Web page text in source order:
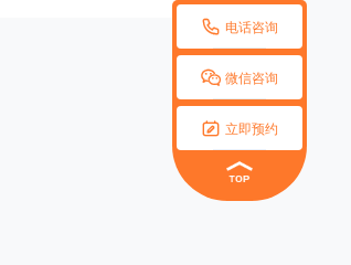
 电话咨询
 微信咨询
 立即预约